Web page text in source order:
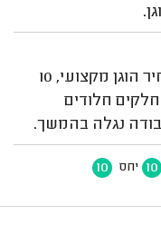
היה מעולה, הוא נתן מחיר הוגן מקצועי, 10
חלקים חלודים
נגלה בהמשך.
10 יחס 10